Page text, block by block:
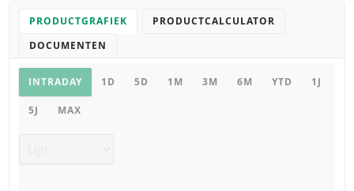
PRODUCTGRAFIEK
PRODUCTCALCULATOR
DOCUMENTEN
Productgrafiek
INTRADAY 1D 5D 1M 3M 6M YTD 1J
5J MAX